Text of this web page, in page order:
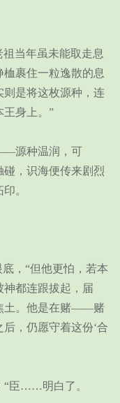
祖当年虽未能取走息
裹住一粒逸散的息
则是将这枚源种，连
王身上。”
源种温润，可
，识海便传来剧烈
。
，“但他更怕，若本
神都连跟拔起，届
土。他是在赌——赌
，仍愿守着这份‘合
“臣……明白了。